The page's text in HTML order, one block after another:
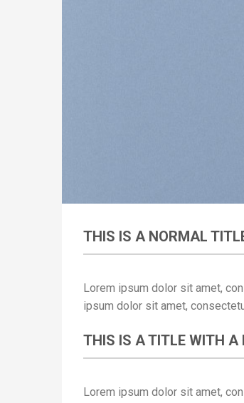
THIS IS A NORMAL
Lorem ipsum dolor sit amet,
ipsum dolor sit amet,
THIS IS A TITLE WITH A
Lorem ipsum dolor sit amet,